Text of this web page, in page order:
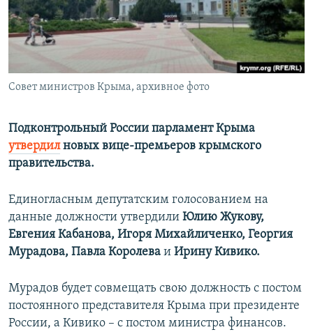
ПОБЕДИТЕЛЕЙ НЕ СУДЯТ?
КРЫМ.НЕПОКОРЕННЫЙ
УКРАИНСКАЯ ПРОБЛЕМА КРЫМА
ПРИСОЕДИНЯЙТЕСЬ!
Все сайты RFE/RL
Совет министров Крыма, архивное фото
Подконтрольный России парламент Крыма
утвердилновых вице-премьеров крымского
правительства.
Единогласным депутатским голосованием на
данные должности утвердили Юлию Жукову,
Евгения Кабанова, Игоря Михайличенко, Георгия
Мурадова, Павла Королева и Ирину Кивико.
Мурадов будет совмещать свою должность с постом
постоянного представителя Крыма при президенте
России, а Кивико – с постом министра финансов.